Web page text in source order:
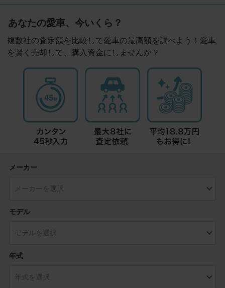
あなたの愛車、今いくら？
複数社の査定額を比較して愛車の最高額を調べよう！愛車
を賢く売却して、購入資金にしませんか？
メーカー
モデル
年式